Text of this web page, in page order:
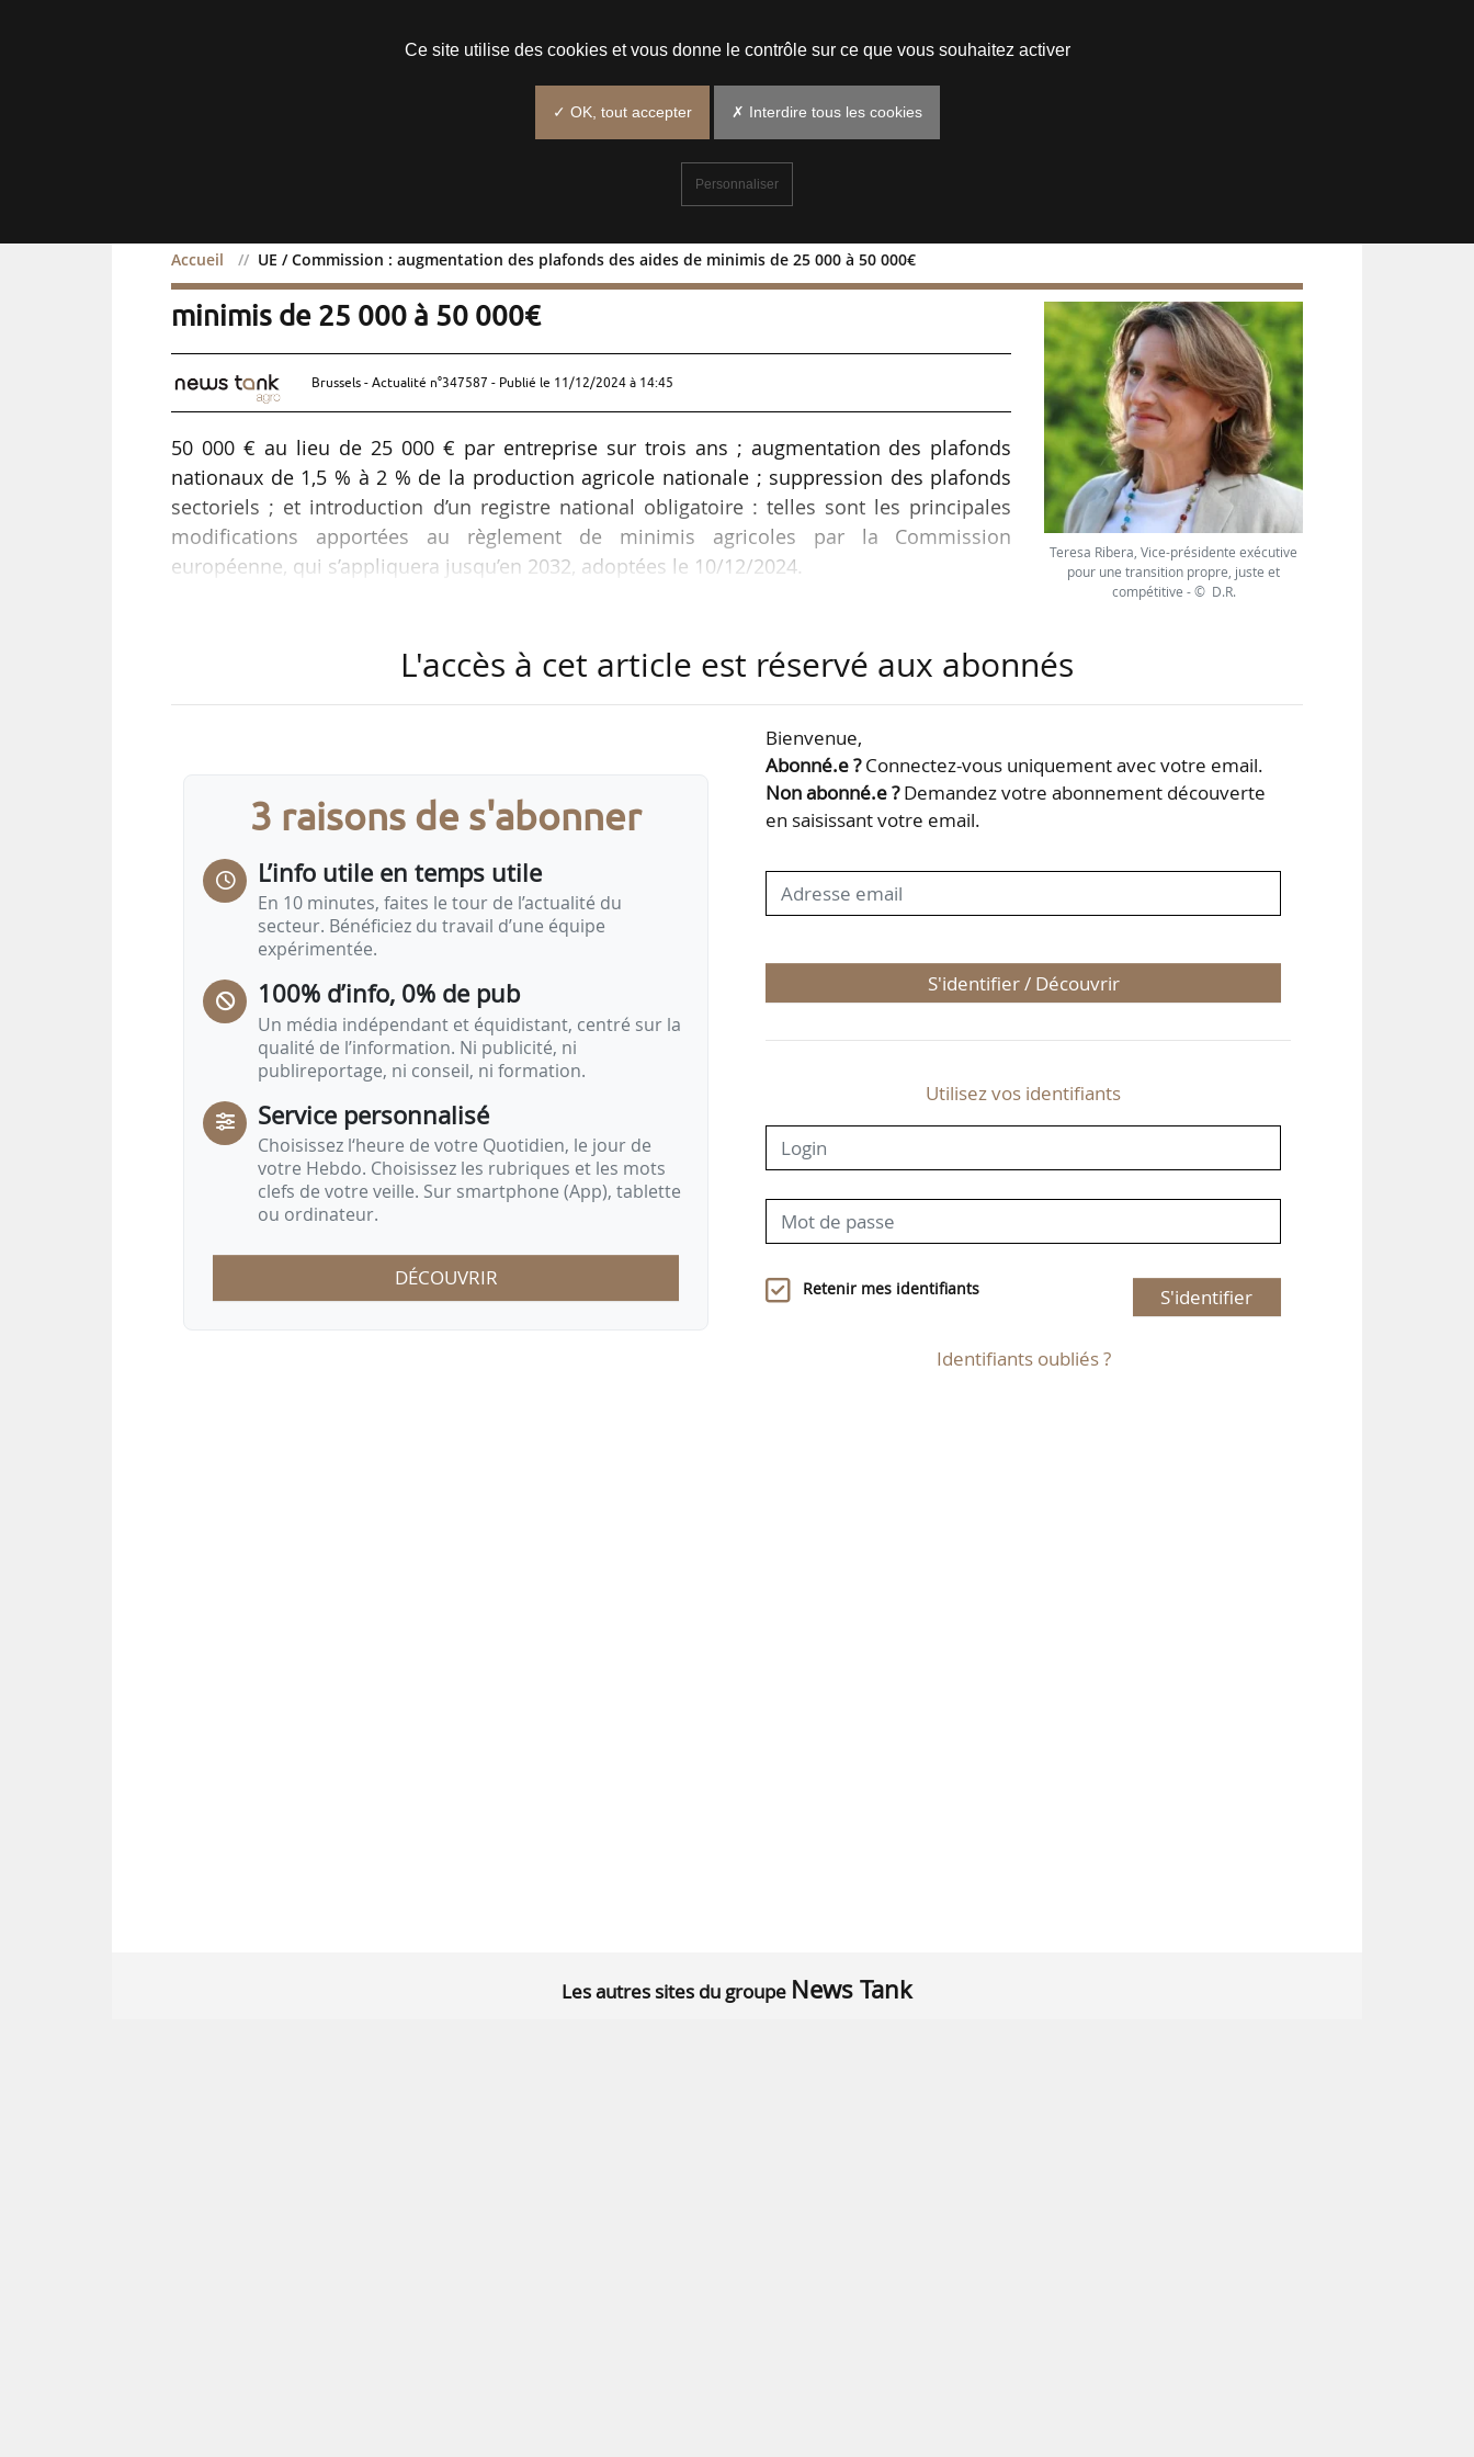
Accueil UE / Commission : augmentation des plafonds des aides de minimis de 25 000 à 50 000€
UE / Commission : augmentation des plafonds des aides de
minimis de 25 000 à 50 000€
Brussels - Actualité n°347587 - Publié le 11/12/2024 à 14:45
50 000 € au lieu de 25 000 € par entreprise sur trois ans ; augmentation des plafonds
nationaux de 1,5 % à 2 % de la production agricole nationale ; suppression des plafonds
sectoriels ; et introduction d’un registre national obligatoire : telles sont les principales
modifications apportées au règlement de minimis agricoles par la Commission
européenne, qui s’appliquera jusqu’en 2032, adoptées le 10/12/2024.
autres États membres, en Conseil des ministres, le 23/09/2024. En parallèle, une
consultation publique, en juillet 2024, avait fait apparaître des demandes similaires -
Teresa Ribera, Vice-présidente exécutive
pour une transition propre, juste et
compétitive - © D.R.
L'accès à cet article est réservé aux abonnés
3 raisons de s'abonner
L’info utile en temps utile
En 10 minutes, faites le tour de l’actualité du
secteur. Bénéficiez du travail d’une équipe
expérimentée.
100% d’info, 0% de pub
Un média indépendant et équidistant, centré sur la
qualité de l’information. Ni publicité, ni
publireportage, ni conseil, ni formation.
Service personnalisé
Choisissez l‘heure de votre Quotidien, le jour de
votre Hebdo. Choisissez les rubriques et les mots
clefs de votre veille. Sur smartphone (App), tablette
ou ordinateur.
DÉCOUVRIR
Bienvenue,
Abonné.e ?Connectez-vous uniquement avec votre email.
Non abonné.e ?Demandez votre abonnement découverte
en saisissant votre email.
S'identifier / Découvrir
Utilisez vos identifiants
Retenir mes identifiants S'identifier
Identifiants oubliés ?
Les autres sites du groupe News Tank
Ce site utilise des cookies et vous donne le contrôle sur ce que vous souhaitez activer
✓ OK, tout accepter ✗ Interdire tous les cookies
Personnaliser